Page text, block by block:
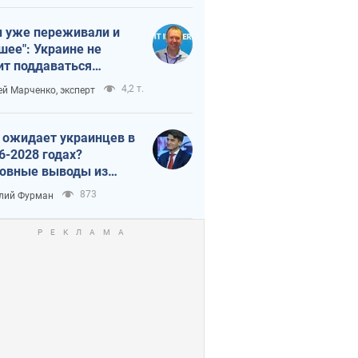
переживали и
Украине не
поддаваться
из-за
террора
Марченко, эксперт 4,2 т.
ожидает украинцев в
2028 годах?
выводы из
прогнозов от НБУ
Фурман 873